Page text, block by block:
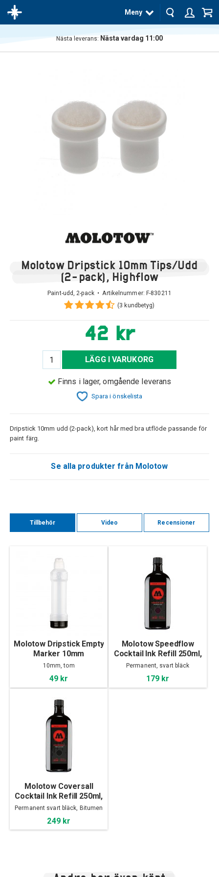
Meny
Nästa leverans: Nästa vardag 11:00
Molotow Dripstick 10mm Tips/Udd
(2-pack), Highflow
Paint-udd, 2-pack • Artikelnummer: F-830211
(3 kundbetyg)
42 kr
LÄGG I VARUKORG
Finns i lager, omgående leverans
Spara i önskelista
Dripstick 10mm udd (2-pack), kort hår med bra utflöde passande för
paint färg.
Se alla produkter från Molotow
Tillbehör Video Recensioner
Molotow Dripstick Empty
Marker 10mm
10mm, tom
49 kr
Molotow Speedflow
Cocktail Ink Refill 250ml,
Copper Black
Permanent, svart bläck
179 kr
Molotow Coversall
Cocktail Ink Refill 250ml,
Signal Black
Permanent svart bläck, Bitumen
249 kr